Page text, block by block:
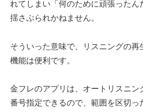
れてしまい「何のために頑張った
揺さぶられかねません。
そういった意味で、リスニングの再
機能は便利です。
金フレのアプリは、オートリスニン
番号指定できるので、範囲を区切っ